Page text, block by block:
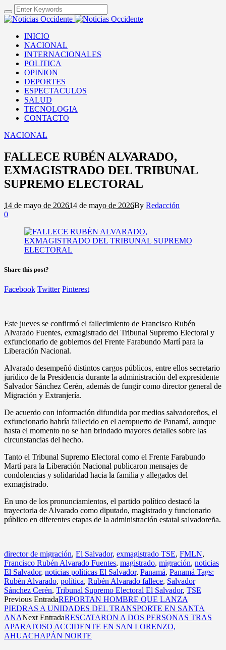
INICIO
NACIONAL
INTERNACIONALES
POLITICA
OPINION
DEPORTES
ESPECTACULOS
SALUD
TECNOLOGIA
CONTACTO
NACIONAL
FALLECE RUBÉN ALVARADO,
EXMAGISTRADO DEL TRIBUNAL
SUPREMO ELECTORAL
14 de mayo de 202614 de mayo de 2026By Redacción
0
Share this post?
Facebook Twitter Pinterest
Este jueves se confirmó el fallecimiento de Francisco Rubén
Alvarado Fuentes, exmagistrado del Tribunal Supremo Electoral y
exfuncionario de gobiernos del Frente Farabundo Martí para la
Liberación Nacional.
Alvarado desempeñó distintos cargos públicos, entre ellos secretario
jurídico de la Presidencia durante la administración del expresidente
Salvador Sánchez Cerén, además de fungir como director general de
Migración y Extranjería.
De acuerdo con información difundida por medios salvadoreños, el
exfuncionario habría fallecido en el aeropuerto de Panamá, aunque
hasta el momento no se han brindado mayores detalles sobre las
circunstancias del hecho.
Tanto el Tribunal Supremo Electoral como el Frente Farabundo
Martí para la Liberación Nacional publicaron mensajes de
condolencias y solidaridad hacia la familia y allegados del
exmagistrado.
En uno de los pronunciamientos, el partido político destacó la
trayectoria de Alvarado como diputado, magistrado y funcionario
público en diferentes etapas de la administración estatal salvadoreña.
director de migración, El Salvador, exmagistrado TSE, FMLN,
Francisco Rubén Alvarado Fuentes, magistrado, migración, noticias
El Salvador, noticias políticas El Salvador, Panamá, Panamá Tags:
Rubén Alvarado, política, Rubén Alvarado fallece, Salvador
Sánchez Cerén, Tribunal Supremo Electoral El Salvador, TSE
Previous EntradaREPORTAN HOMBRE QUE LANZA
PIEDRAS A UNIDADES DEL TRANSPORTE EN SANTA
ANANext EntradaRESCATARON A DOS PERSONAS TRAS
APARATOSO ACCIDENTE EN SAN LORENZO,
AHUACHAPÁN NORTE